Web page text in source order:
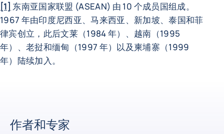
[1] 东南亚国家联盟 (ASEAN) 由 10 个成员国组成。
1967 年由印度尼西亚、马来西亚、新加坡、泰国和菲
律宾创立，此后文莱（1984 年）、越南（1995
年）、老挝和缅甸（1997 年）以及柬埔寨（1999
年）陆续加入。
作者和专家